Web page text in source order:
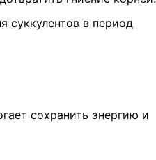
суккулентов в период
сохранить энергию и